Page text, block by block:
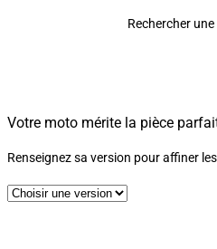
Rechercher
Votre moto mérite la pièce
Renseignez sa version pour affiner